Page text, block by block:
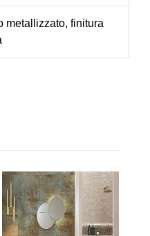
metallizzato, finitura